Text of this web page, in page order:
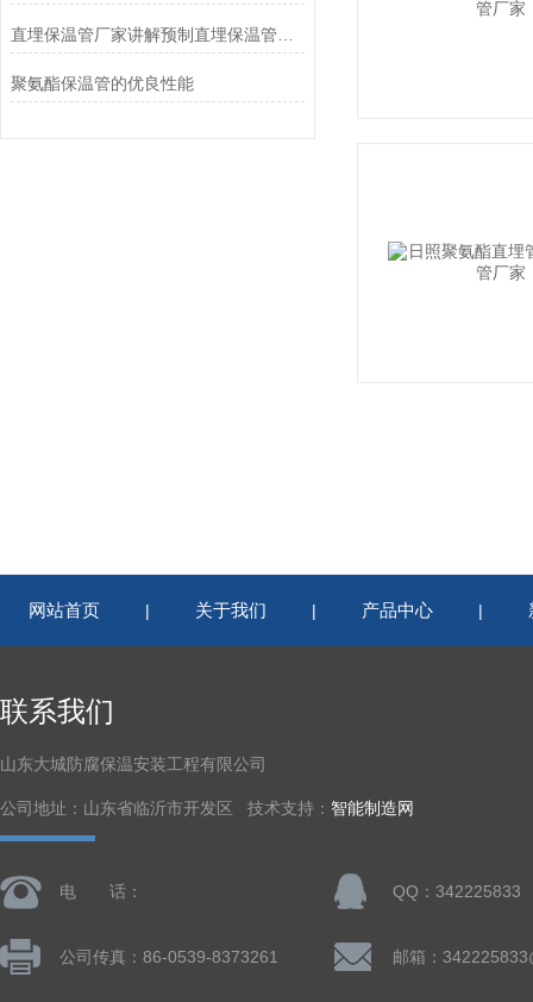
聚氨酯保温管的优良性能
网站首页 | 关于我们 | 产品中心 |
联系我们
山东大城防腐保温安装工程有限公司
公司地址：山东省临沂市开发区 技术支持： 智能制造网
电 话： QQ：342225833
公司传真：86-0539-8373261 邮箱：